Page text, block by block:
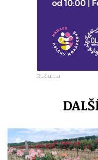
Reklama